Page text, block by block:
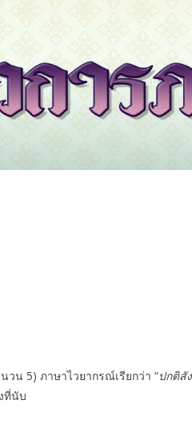
วน 5) ภาษาไวยากรณ์เรียกว่า “ปกติสั
ที่นับ